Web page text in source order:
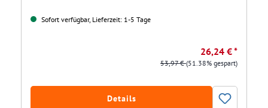
Sofort verfügbar, Lieferzeit: 1-5 Tage
26,24 € *
53,97 €(51.38% gespart)
Details